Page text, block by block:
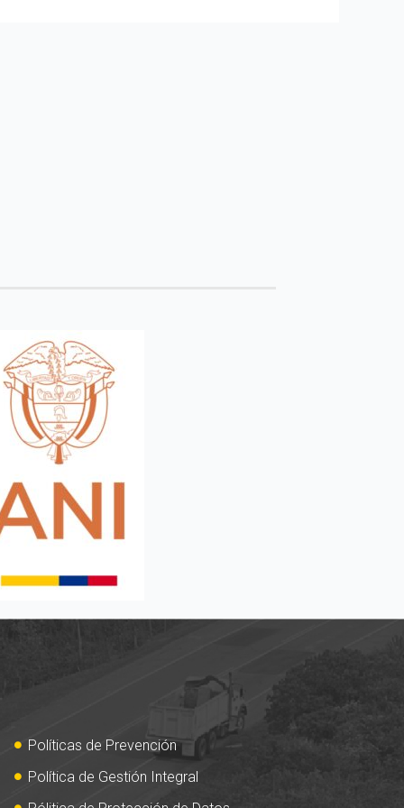
Políticas de Prevención
Política de Gestión Integral